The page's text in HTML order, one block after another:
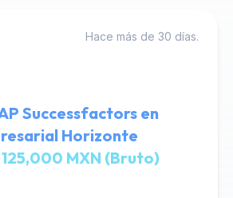
Hace más de 30 días.
Successfactors en
Horizonte
MXN (Bruto)